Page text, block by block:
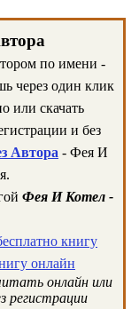
по имени -
через один клик
или скачать
и без
Автора - Фея И
Фея И Котел -
книгу
онлайн
онлайн или
регистрации